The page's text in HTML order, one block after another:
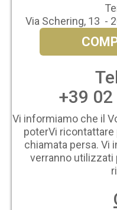
Via Schering, 13 -
+39
Vi informiamo che il
poterVi
chiamata persa. Vi
verranno utilizzati